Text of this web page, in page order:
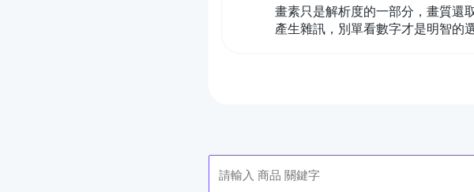
畫素只是解析度的一部分，畫質還
產生雜訊，別單看數字才是明智的選